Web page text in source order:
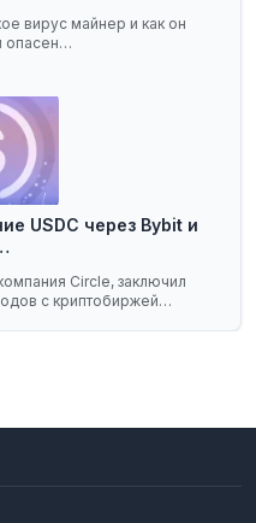
вирус майнер и как он
опасен…
USDC через Bybit и
Circle, заключил
с криптобиржей…